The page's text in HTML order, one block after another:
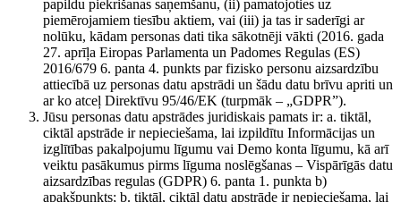
papildu piekrišanas saņemšanu, (ii) pamatojoties uz
piemērojamiem tiesību aktiem, vai (iii) ja tas ir saderīgi ar
nolūku, kādam personas dati tika sākotnēji vākti (2016. gada
27. aprīļa Eiropas Parlamenta un Padomes Regulas (ES)
2016/679 6. panta 4. punkts par fizisko personu aizsardzību
attiecībā uz personas datu apstrādi un šādu datu brīvu apriti un
ar ko atceļ Direktīvu 95/46/EK (turpmāk – „GDPR”).
Jūsu personas datu apstrādes juridiskais pamats ir: a. tiktāl,
ciktāl apstrāde ir nepieciešama, lai izpildītu Informācijas un
izglītības pakalpojumu līgumu vai Demo konta līgumu, kā arī
veiktu pasākumus pirms līguma noslēgšanas – Vispārīgās datu
aizsardzības regulas (GDPR) 6. panta 1. punkta b)
apakšpunkts; b. tiktāl, ciktāl datu apstrāde ir nepieciešama, lai